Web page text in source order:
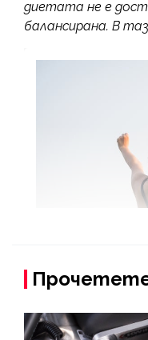
диетата не е
балансирана. В